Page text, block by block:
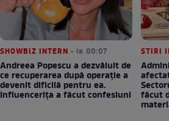
SHOWBIZ INTERN • la 00:07
Andreea Popescu a dezvăluit de
ce recuperarea după operație a
devenit dificilă pentru ea.
Influencerița a făcut confesiuni
STIRI
făcut